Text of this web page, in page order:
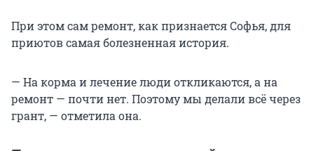
При этом сам ремонт, как признается Софья, для
приютов самая болезненная история.
— На корма и лечение люди откликаются, а на
ремонт — почти нет. Поэтому мы делали всё через
грант, — отметила она.